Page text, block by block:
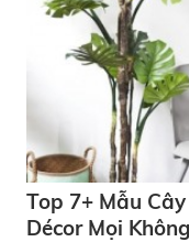
Top 7+ Mẫu
Décor Mọi